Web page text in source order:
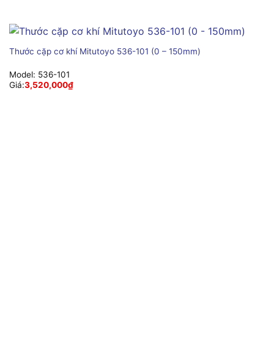
Thước cặp cơ khí Mitutoyo 536-101 (0 – 150mm)
Model: 536-101
Giá:3,520,000₫